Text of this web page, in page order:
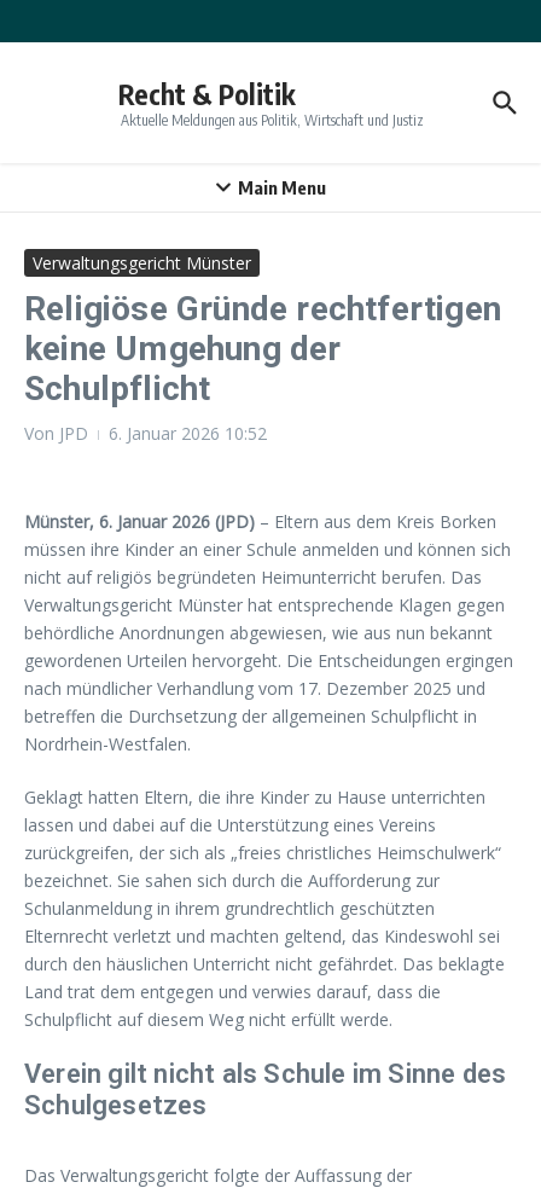
Recht & Politik
Aktuelle Meldungen aus Politik, Wirtschaft und Justiz
Main Menu
Verwaltungsgericht Münster
Religiöse Gründe rechtfertigen
keine Umgehung der
Schulpflicht
Von JPD 6. Januar 2026 10:52
Münster, 6. Januar 2026 (JPD) – Eltern aus dem Kreis Borken
müssen ihre Kinder an einer Schule anmelden und können sich
nicht auf religiös begründeten Heimunterricht berufen. Das
Verwaltungsgericht Münster hat entsprechende Klagen gegen
behördliche Anordnungen abgewiesen, wie aus nun bekannt
gewordenen Urteilen hervorgeht. Die Entscheidungen ergingen
nach mündlicher Verhandlung vom 17. Dezember 2025 und
betreffen die Durchsetzung der allgemeinen Schulpflicht in
Nordrhein-Westfalen.
Geklagt hatten Eltern, die ihre Kinder zu Hause unterrichten
lassen und dabei auf die Unterstützung eines Vereins
zurückgreifen, der sich als „freies christliches Heimschulwerk“
bezeichnet. Sie sahen sich durch die Aufforderung zur
Schulanmeldung in ihrem grundrechtlich geschützten
Elternrecht verletzt und machten geltend, das Kindeswohl sei
durch den häuslichen Unterricht nicht gefährdet. Das beklagte
Land trat dem entgegen und verwies darauf, dass die
Schulpflicht auf diesem Weg nicht erfüllt werde.
Verein gilt nicht als Schule im Sinne des
Schulgesetzes
Das Verwaltungsgericht folgte der Auffassung der